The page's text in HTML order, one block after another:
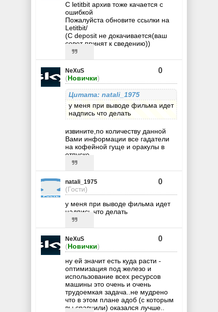
C letitbit архив тоже качается с
ошибкой
Пожалуйста обновите ссылки на
Letitbit/
(С deposit не докачивается(ваш
совет принят к сведению))
NeXuS
(Новички)
0
Цитата: natali_1975
у меня при выводе фильма идет
надпись что делать
извините,по количеству данной
Вами информации все гадатели
на кофейной гуще и оракулы в
отпуске..
natali_1975
(Гости)
0
у меня при выводе фильма идет
надпись что делать
NeXuS
(Новички)
0
ну ей значит есть куда расти -
оптимизация под железо и
использование всех ресурсов
машины это очень и очень
трудоемкая задача..не мудрено
что в этом плане адоб (с которым
вы сравнили) оказался лучше..